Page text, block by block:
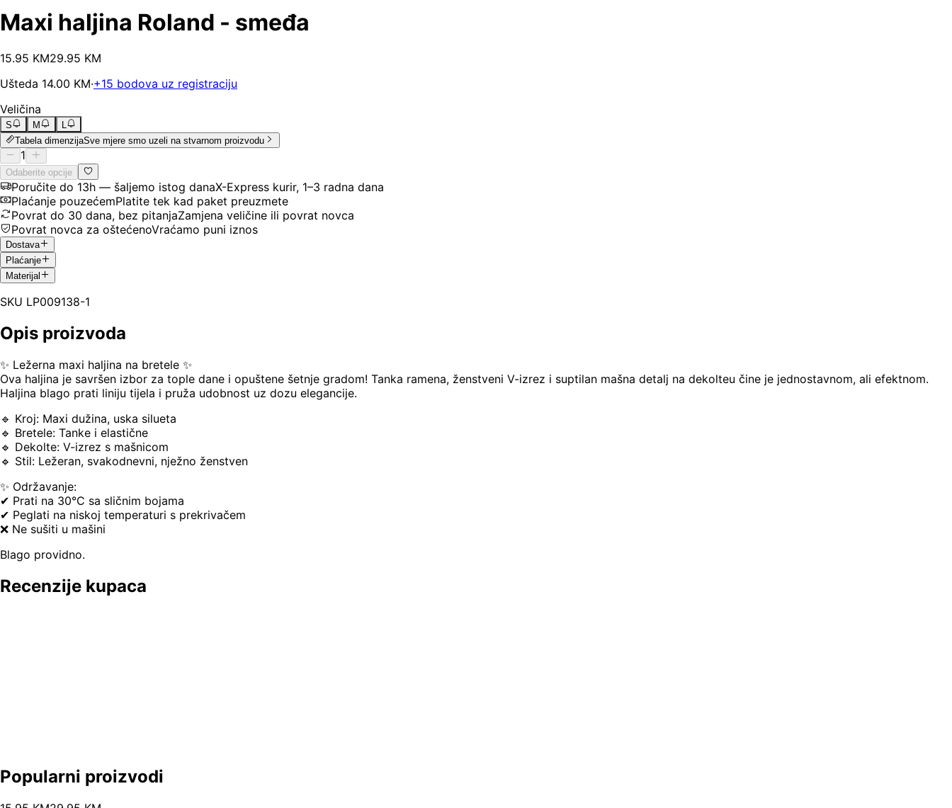
Maxi haljina Roland - smeđa
15.95 KM29.95 KM
Ušteda 14.00 KM·+15 bodova uz registraciju
Veličina
S M
L
Tabela dimenzijaSve mjere smo uzeli na stvarnom proizvodu
1
Odaberite opcije
Poručite do 13h — šaljemo istog danaX-Express kurir, 1–3 radna dana
Plaćanje pouzećemPlatite tek kad paket preuzmete
Povrat do 30 dana, bez pitanjaZamjena veličine ili povrat novca
Povrat novca za oštećenoVraćamo puni iznos
Dostava
Plaćanje
Materijal
SKU LP009138-1
Opis proizvoda
✨ Ležerna maxi haljina na bretele ✨
Ova haljina je savršen izbor za tople dane i opuštene šetnje gradom! Tanka ramena, ženstveni V-izrez i suptilan mašna detalj na dekolteu čine je jednostavnom, ali efektnom.
Haljina blago prati liniju tijela i pruža udobnost uz dozu elegancije.
🔹 Kroj: Maxi dužina, uska silueta
🔹 Bretele: Tanke i elastične
🔹 Dekolte: V-izrez s mašnicom
🔹 Stil: Ležeran, svakodnevni, nježno ženstven
✨ Održavanje:
✔ Prati na 30°C sa sličnim bojama
✔ Peglati na niskoj temperaturi s prekrivačem
❌ Ne sušiti u mašini
Blago providno.
Recenzije kupaca
Popularni proizvodi